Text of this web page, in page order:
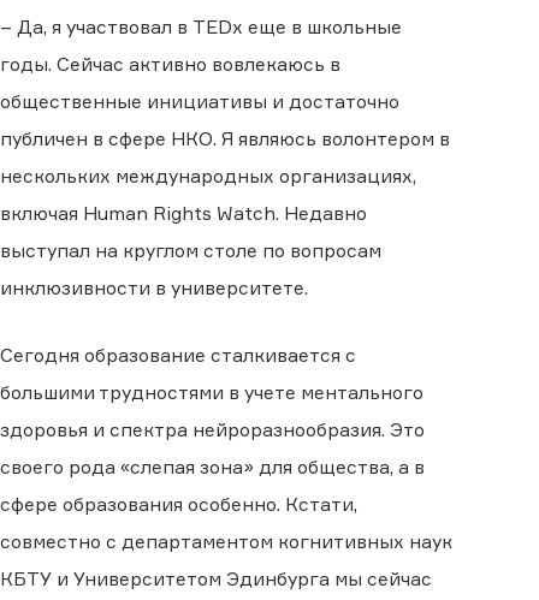
– Да, я участвовал в TEDx еще в школьные
годы. Сейчас активно вовлекаюсь в
общественные инициативы и достаточно
публичен в сфере НКО. Я являюсь волонтером в
нескольких международных организациях,
включая Human Rights Watch. Недавно
выступал на круглом столе по вопросам
инклюзивности в университете.
Сегодня образование сталкивается с
большими трудностями в учете ментального
здоровья и спектра нейроразнообразия. Это
своего рода «слепая зона» для общества, а в
сфере образования особенно. Кстати,
совместно с департаментом когнитивных наук
КБТУ и Университетом Эдинбурга мы сейчас